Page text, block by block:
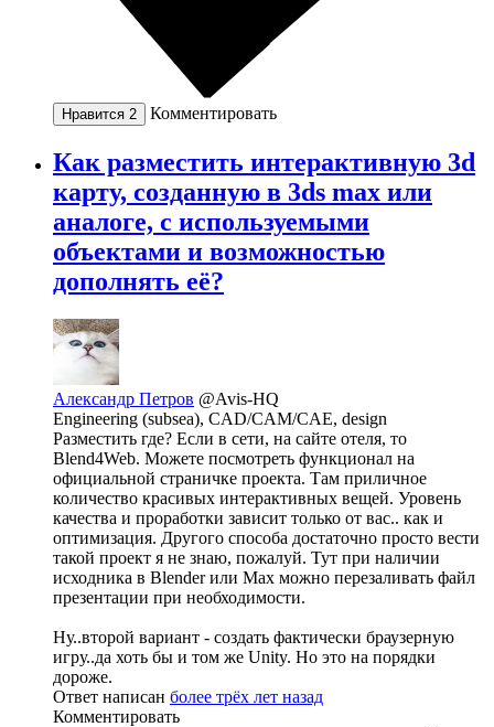
Нравится 2 Комментировать
Как разместить интерактивную 3d
карту, созданную в 3ds max или
аналоге, с используемыми
объектами и возможностью
дополнять её?
Александр Петров @Avis-HQ
Engineering (subsea), CAD/CAM/CAE, design
Разместить где? Если в сети, на сайте отеля, то
Blend4Web. Можете посмотреть функционал на
официальной страничке проекта. Там приличное
количество красивых интерактивных вещей. Уровень
качества и проработки зависит только от вас.. как и
оптимизация. Другого способа достаточно просто вести
такой проект я не знаю, пожалуй. Тут при наличии
исходника в Blender или Max можно перезаливать файл
презентации при необходимости.
Ну..второй вариант - создать фактически браузерную
игру..да хоть бы и том же Unity. Но это на порядки
дороже.
Ответ написан более трёх лет назад
Комментировать